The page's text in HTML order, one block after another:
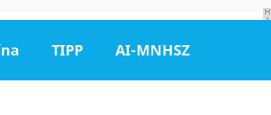
H
I
TIPP AI-MNHSZ